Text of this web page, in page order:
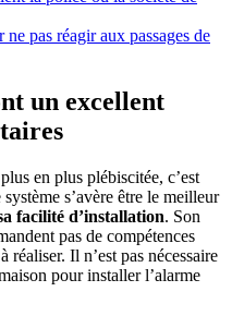
pas réagir aux passages de
un excellent
en plus plébiscitée, c’est
s’avère être le meilleur
facilité d’installation. Son
pas de compétences
réaliser. Il n’est pas nécessaire
pour installer l’alarme